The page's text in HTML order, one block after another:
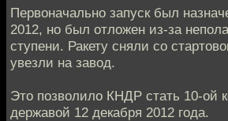
Первоначально запуск был
2012, но был отложен из-за
ступени. Ракету сняли со
увезли на завод.
Это позволило КНДР стать 10-ой
державой 12 декабря 2012 года.